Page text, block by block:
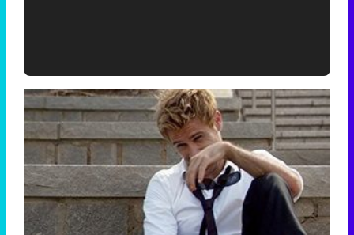
'120 Minutos' celebra sus 2.000 programas en Telemadrid con un vídeo del día a día en la redacción
Tráiler de '33 días', la nueva serie de Atresplayer con Julián Villagrán y José Manuel Poga